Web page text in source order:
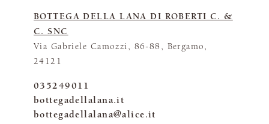
BOTTEGA DELLA LANA DI ROBERTI C. &
C. SNC
Via Gabriele Camozzi, 86-88, Bergamo,
24121
035249011
bottegadellalana.it
bottegadellalana@alice.it